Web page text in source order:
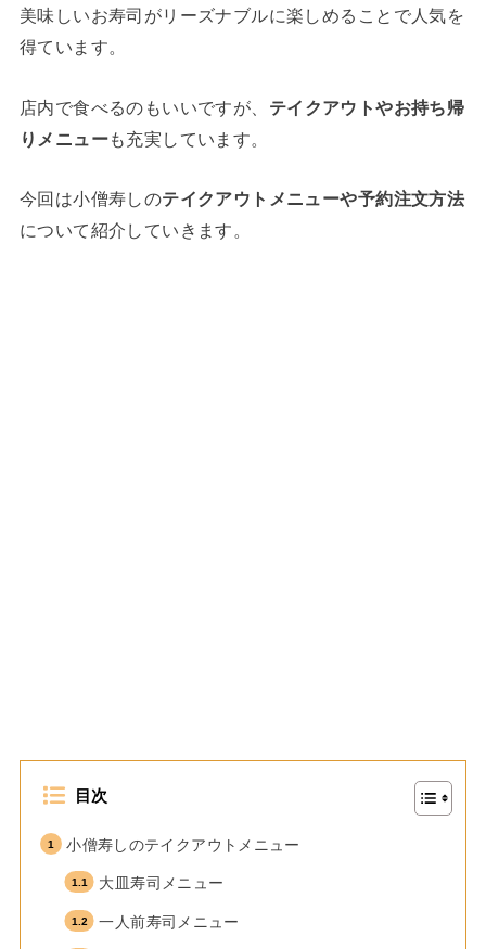
美味しいお寿司がリーズナブルに楽しめることで人気を
得ています。
店内で食べるのもいいですが、 テイクアウトやお持ち帰
りメニューも充実しています。
今回は小僧寿しのテイクアウトメニューや予約注文方法
について紹介していきます。
目次
小僧寿しのテイクアウトメニュー
大皿寿司メニュー
一人前寿司メニュー